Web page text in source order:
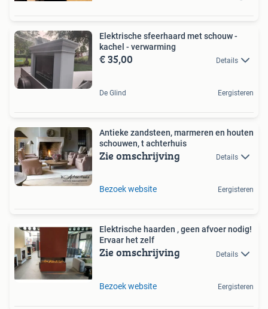
Elektrische sfeerhaard met schouw -
kachel - verwarming
€ 35,00 Details
De Glind Eergisteren
Antieke zandsteen, marmeren en houten
schouwen, t achterhuis
Zie omschrijving Details
Bezoek website Eergisteren
Elektrische haarden , geen afvoer nodig!
Ervaar het zelf
Zie omschrijving Details
Bezoek website Eergisteren